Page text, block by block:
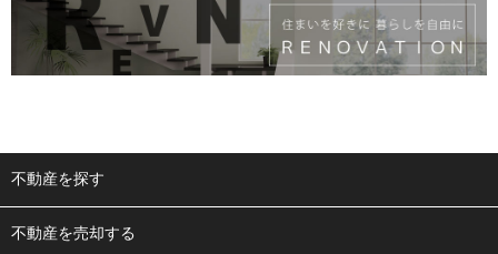
不動産を探す
不動産を売却する